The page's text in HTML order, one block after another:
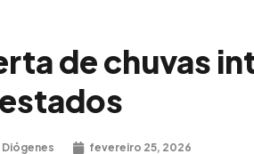
de chuvas
Diógenes
fevereiro 25, 2026